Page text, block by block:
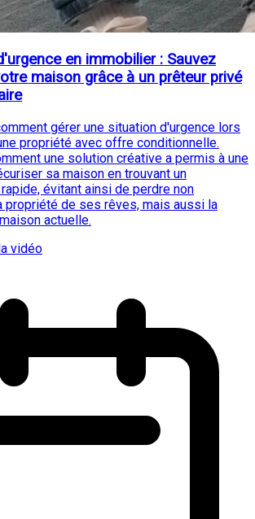
en immobilier : Sauvez
maison grâce à un prêteur privé
gérer une situation d'urgence lors
propriété avec offre conditionnelle.
une solution créative a permis à une
sa maison en trouvant un
évitant ainsi de perdre non
propriété de ses rêves, mais aussi la
actuelle.
vidéo